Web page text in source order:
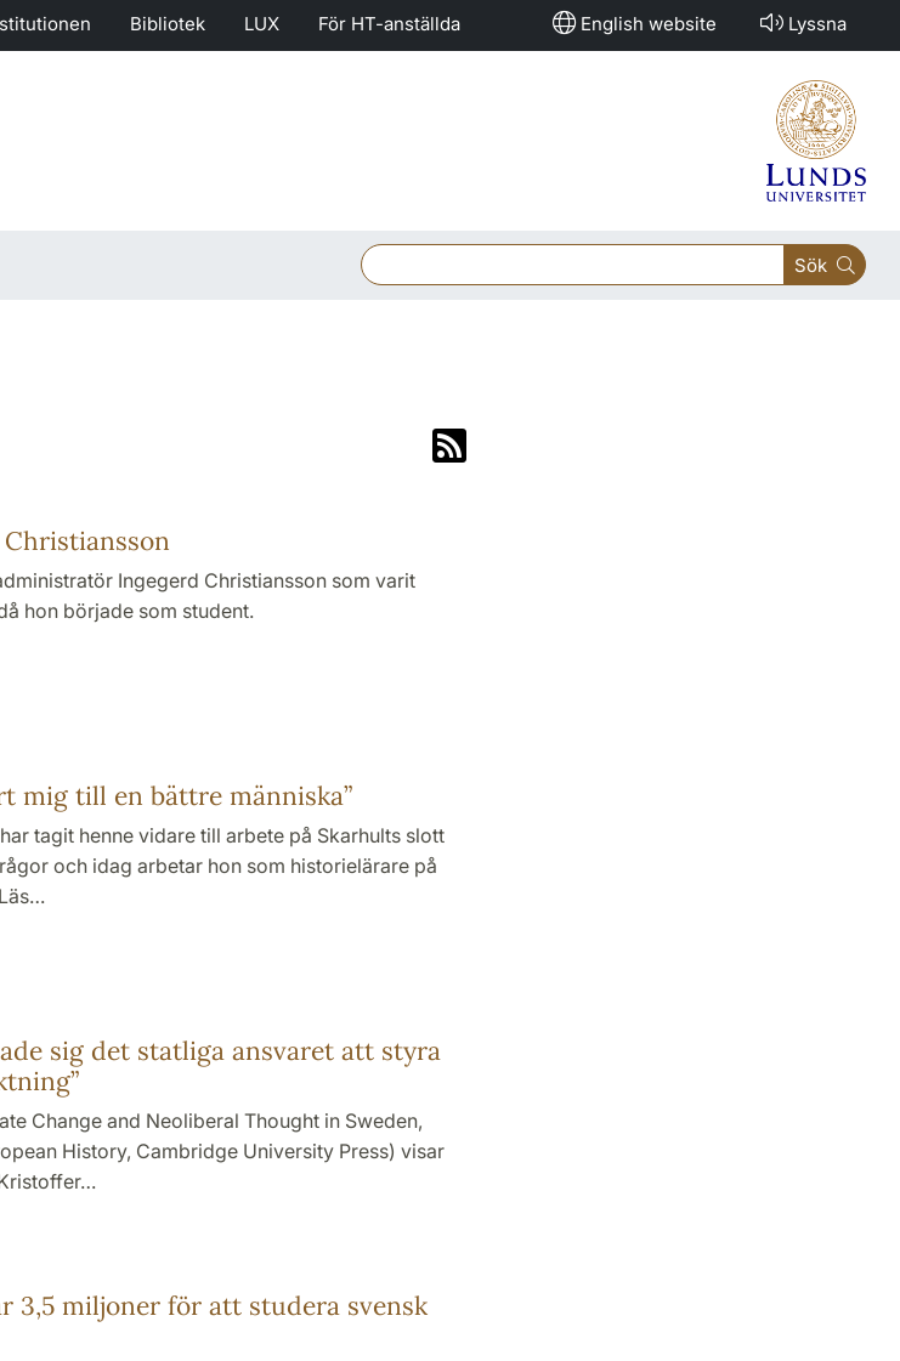
Bibliotek LUX För HT-anställda English website Lyssna
Sök
Ingegerd Christiansson som varit
hon började som student.
mig till en bättre människa”
tagit henne vidare till arbete på Skarhults slott
och idag arbetar hon som historielärare på
sig det statliga ansvaret att styra
Change and Neoliberal Thought in Sweden,
History, Cambridge University Press) visar
3,5 miljoner för att studera svensk